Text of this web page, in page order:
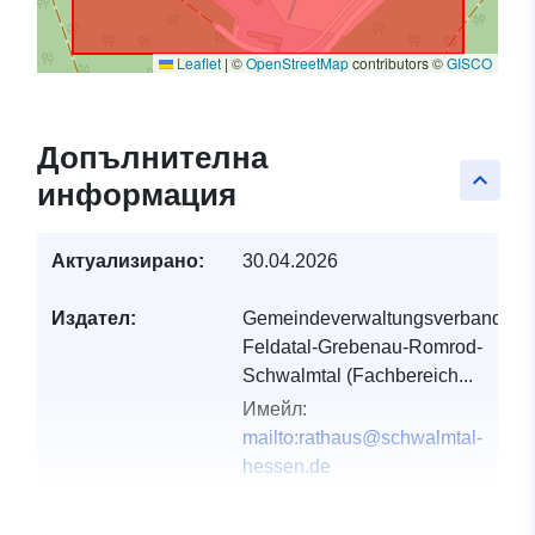
Leaflet | ©OpenStreetMapcontributors ©GISCO
keyboard_arrow_up
Допълнителна
информация
Актуализирано: 30.04.2026
Издател:
Gemeindeverwaltungsverband
Feldatal-Grebenau-Romrod-
Schwalmtal (Fachbereich...
Имейл:
mailto:rathaus@schwalmtal-
hessen.de